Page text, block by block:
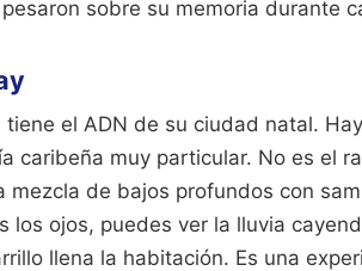
sobre su memoria durante
el ADN de su ciudad natal.
caribeña muy particular. No es el
mezcla de bajos profundos con
los ojos, puedes ver la lluvia
llena la habitación. Es una